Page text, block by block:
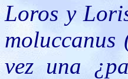
Loros y
vez una